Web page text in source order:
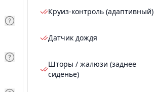
Круиз-контроль (адаптивный)
Датчик дождя
Шторы / жалюзи (заднее
сиденье)